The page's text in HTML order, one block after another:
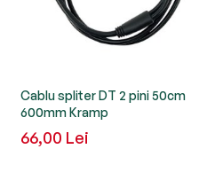
Cablu spliter DT 2 pini 50cm
600mm Kramp
66,00 Lei